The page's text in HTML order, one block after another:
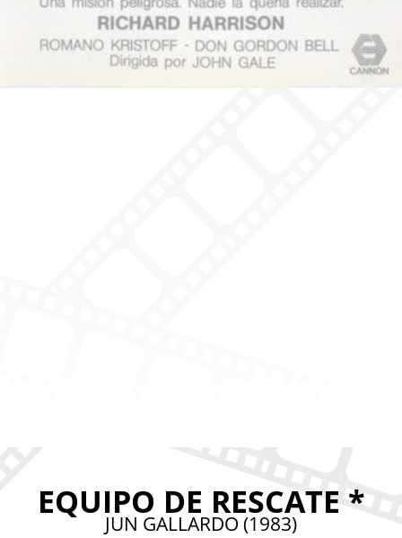
EQUIPO DE RESCATE *
JUN GALLARDO (1983)